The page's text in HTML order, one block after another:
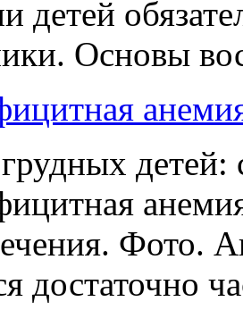
детей
Основы
Фото.
достаточно